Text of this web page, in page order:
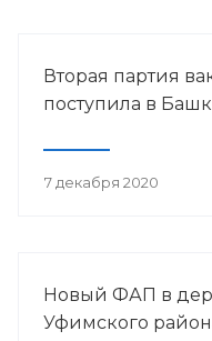
Вторая партия
поступила в
7 декабря 2020
Новый ФАП в
Уфимского